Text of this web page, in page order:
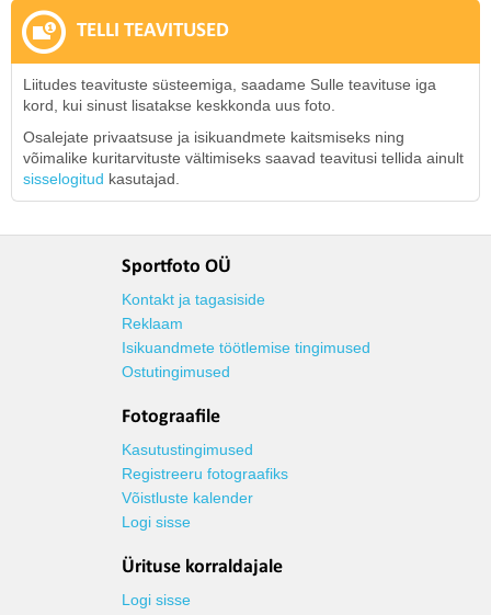
TELLI TEAVITUSED
Liitudes teavituste süsteemiga, saadame Sulle teavituse iga
kord, kui sinust lisatakse keskkonda uus foto.
Osalejate privaatsuse ja isikuandmete kaitsmiseks ning
võimalike kuritarvituste vältimiseks saavad teavitusi tellida ainult
sisselogitud kasutajad.
Sportfoto OÜ
Kontakt ja tagasiside
Reklaam
Isikuandmete töötlemise tingimused
Ostutingimused
Fotograafile
Kasutustingimused
Registreeru fotograafiks
Võistluste kalender
Logi sisse
Ürituse korraldajale
Logi sisse